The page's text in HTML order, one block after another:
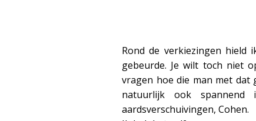
Rond de verkiezingen hield
gebeurde. Je wilt toch niet
vragen hoe die man met dat
natuurlijk ook
aardsverschuivingen, Cohen.